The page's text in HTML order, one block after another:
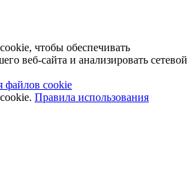
чтобы обеспечивать
веб-сайта и анализировать сетевой
файлов cookie
Правила использования